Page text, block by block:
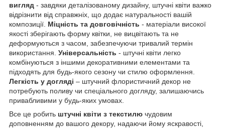
вигляд - завдяки деталізованому дизайну, штучні квіти важко
відрізнити від справжніх, що додає натуральності вашій
композиції. Міцність та довговічність - матеріали високої
якості зберігають форму квітки, не вицвітають та не
деформуються з часом, забезпечуючи тривалий термін
використання. Універсальність - штучні квіти легко
комбінуються з іншими декоративними елементами та
підходять для будь-якого сезону чи стилю оформлення.
Легкість у догляді – штучний флористичний декор не
потребують поливу чи спеціального догляду, залишаючись
привабливими у будь-яких умовах.
Все це робить штучні квіти з текстилю чудовим
доповненням до вашого декору, надаючи йому яскравості,